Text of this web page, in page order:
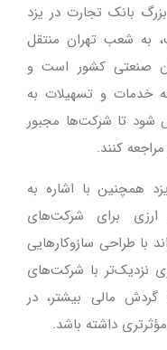
بانک تجارت در یزد
به شعب تهران منتقل
صنعتی کشور است و
خدمات و تسهیلات به
شود تا شرکت‌ها مجبور
کنند.
همچنین با اشاره به
برای شرکت‌های
با طراحی سازوکارهایی
نزدیک‌تر با شرکت‌های
گردش مالی بیشتر، در
داشته باشد.